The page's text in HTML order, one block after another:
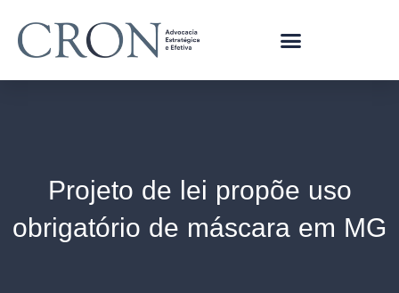
Projeto de lei propõe uso
obrigatório de máscara em MG